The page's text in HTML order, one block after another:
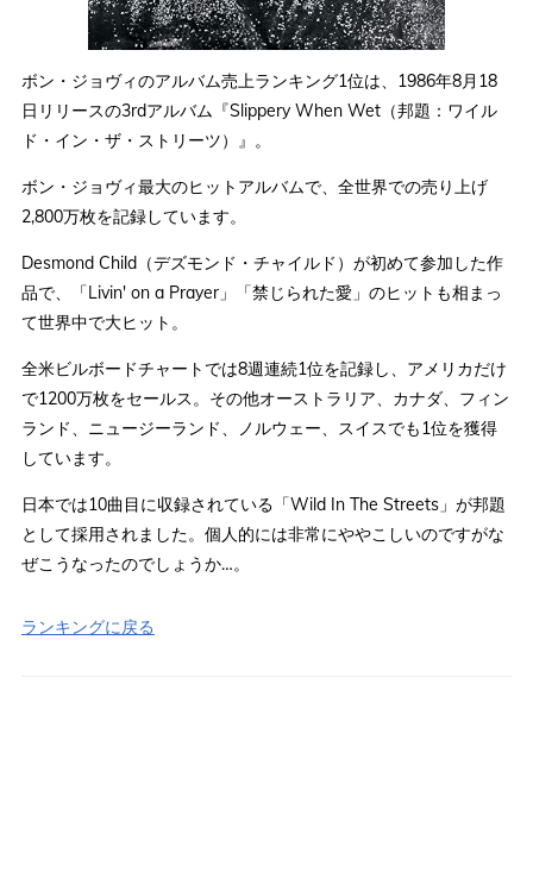
ボン・ジョヴィのアルバム売上ランキング1位は、1986年8月18
日リリースの3rdアルバム『Slippery When Wet（邦題：ワイル
ド・イン・ザ・ストリーツ）』。
ボン・ジョヴィ最大のヒットアルバムで、全世界での売り上げ
2,800万枚を記録しています。
Desmond Child（デズモンド・チャイルド）が初めて参加した作
品で、「Livin' on a Prayer」「禁じられた愛」のヒットも相まっ
て世界中で大ヒット。
全米ビルボードチャートでは8週連続1位を記録し、アメリカだけ
で1200万枚をセールス。その他オーストラリア、カナダ、フィン
ランド、ニュージーランド、ノルウェー、スイスでも1位を獲得
しています。
日本では10曲目に収録されている「Wild In The Streets」が邦題
として採用されました。個人的には非常にややこしいのですがな
ぜこうなったのでしょうか…。
ランキングに戻る